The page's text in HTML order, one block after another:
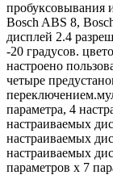
пробуксовывания
Bosch ABS 8,
дисплей 2.4
-20 градусов.
настроено
четыре
параметра, 4
настраиваемых
настраиваемых
настраиваемых
параметров х 7